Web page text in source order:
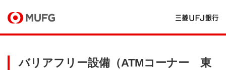
バリアフリー設備（ATMコーナー 東